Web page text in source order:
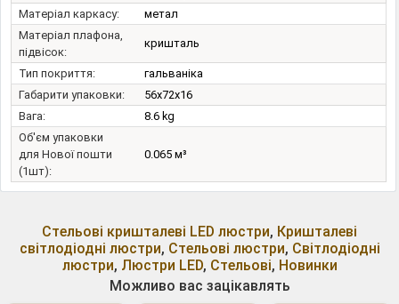
Матеріал каркасу:
метал
Матеріал плафона,
підвісок:
кришталь
Тип покриття:
гальваніка
Габарити упаковки:
56x72x16
Вага:
8.6 kg
Об'єм упаковки
для Нової пошти
(1шт):
0.065 м³
Стельові кришталеві LED люстри, Кришталеві
світлодіодні люстри, Стельові люстри, Світлодіодні
люстри, Люстри LED, Стельові, Новинки
Можливо вас зацікавлять